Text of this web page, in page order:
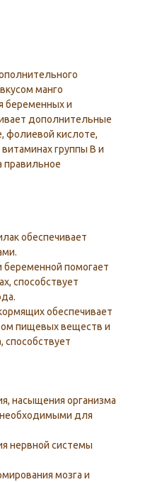
манго
беременных и
дополнительные
фолиевой кислоте,
группы B и
правильное
обеспечивает
помогает
способствует
обеспечивает
пищевых веществ и
способствует
насыщения организма
для
нервной системы
мозга и